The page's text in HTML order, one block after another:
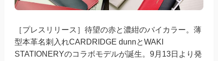
［プレスリリース］待望の赤と濃紺のバイカラー。薄
型本革名刺入れCARDRIDGE dunnとWAKI
STATIONERYのコラボモデルが誕生。9月13日より発